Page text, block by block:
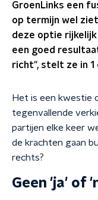
GroenLinks een
op termijn wel
deze optie
een goed
richt", stelt ze in 1
Het is een kwestie
tegenvallende
partijen elke keer
de krachten gaan
rechts?
Geen 'ja' of